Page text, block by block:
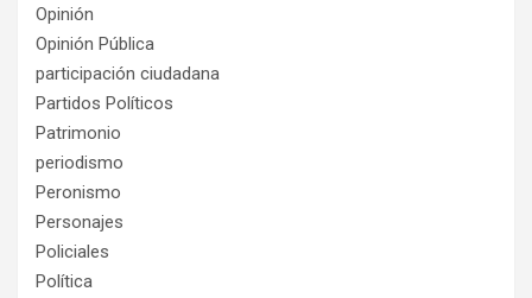
Opinión
Opinión Pública
participación ciudadana
Partidos Políticos
Patrimonio
periodismo
Peronismo
Personajes
Policiales
Política